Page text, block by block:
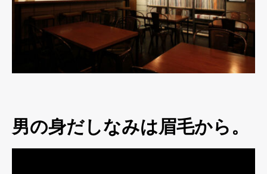
男の身だしなみは眉毛から。